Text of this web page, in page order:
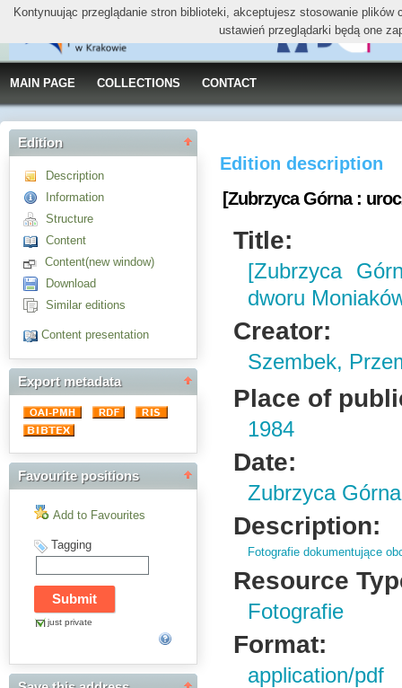
MAIN PAGE COLLECTIONS CONTACT
Edition
Description
Information
Structure
Content
Content(new window)
Download
Similar editions
Content presentation
Export metadata
Favourite positions
Add to Favourites
Tagging
just private
Edition description
[Zubrzyca Górna :
Title:
[Zubrzyca
dworu
Creator:
Szembek,
Place of
1984
Date:
Zubrzyca Górna
Description:
Fotografie dokumentujące
Resource
Fotografie
Format:
application/pdf
Kontynuując przeglądanie stron biblioteki, akceptujesz stosowanie
ustawień przeglądarki będą one